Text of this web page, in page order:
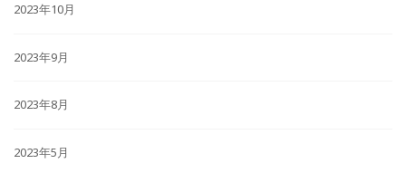
2023年10月
2023年9月
2023年8月
2023年5月